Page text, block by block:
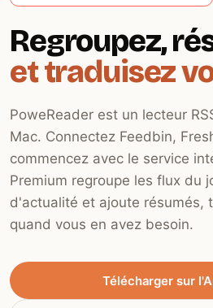
Regroupez,
et traduisez
PoweReader est un lecteur
Mac. Connectez Feedbin,
commencez avec le service
Premium regroupe les flux du
d'actualité et ajoute résumés,
quand vous en avez besoin.
Télécharger sur